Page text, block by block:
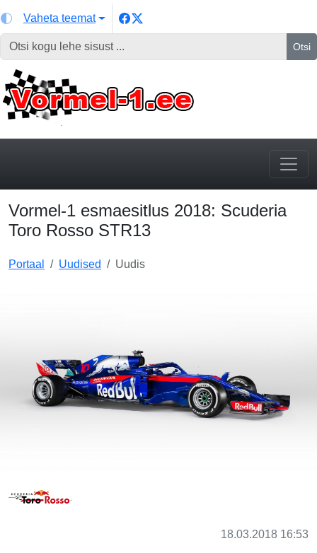
Vaheta teemat
Otsi
Vormel-1 esmaesitlus 2018: Scuderia
Toro Rosso STR13
Portaal Uudised Uudis
18.03.2018 16:53